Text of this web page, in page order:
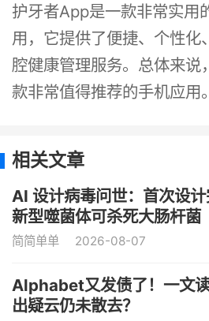
护牙者App是一款非常实用
用，它提供了便捷、个性化
腔健康管理服务。总体来说
款非常值得推荐的手机应用。
相关文章
AI 设计病毒问世：首次设
新型噬菌体可杀死大肠杆菌
简简单单 2026-08-07
Alphabet又发债了！一文
出疑云仍未散去？